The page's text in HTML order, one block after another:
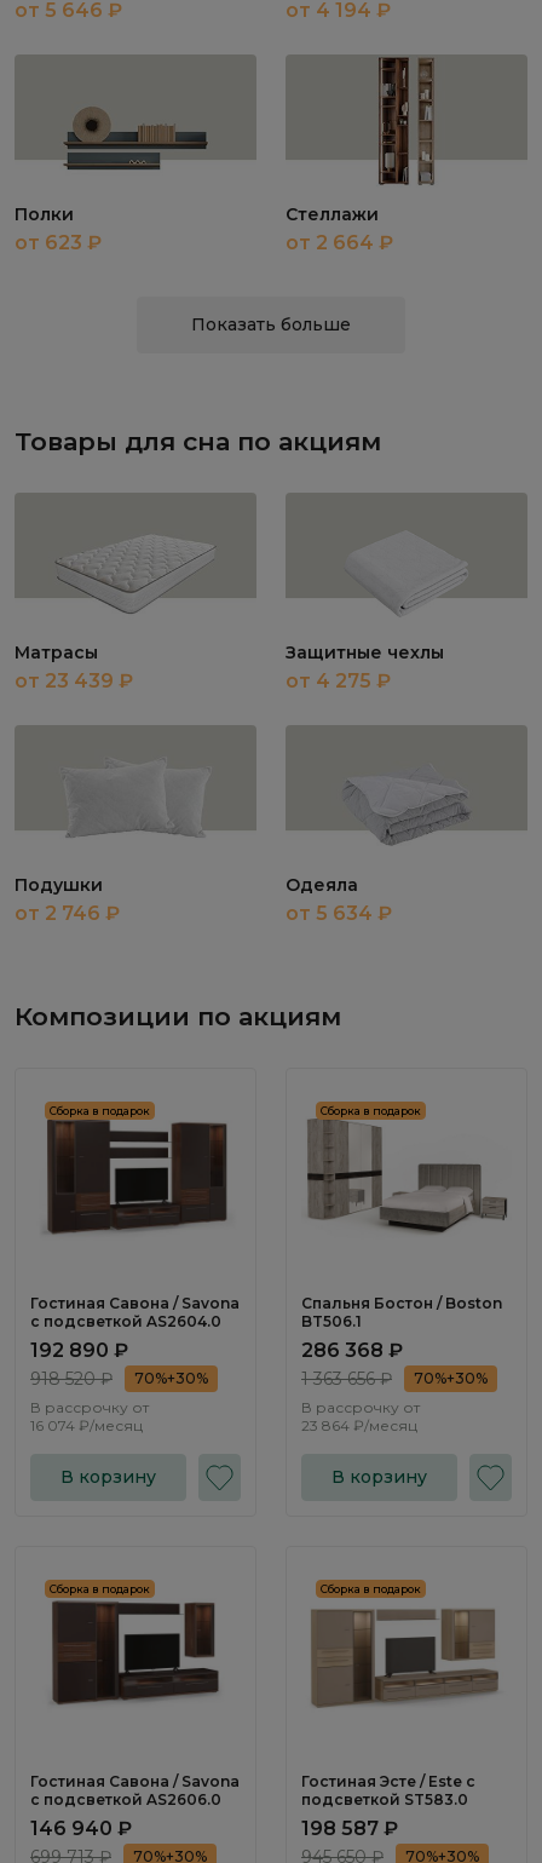
от 5 646 ₽ от 4 194 ₽
Полки
от 623 ₽
Стеллажи
от 2 664 ₽
Показать больше
Товары для сна по акциям
Матрасы
от 23 439 ₽
Защитные чехлы
от 4 275 ₽
Подушки
от 2 746 ₽
Одеяла
от 5 634 ₽
Композиции по акциям
Сборка в подарок
Гостиная Савона / Savona
с подсветкой AS2604.0
192 890 ₽
918 520 ₽
70%+30%
В рассрочку от
16 074 ₽/месяц
В корзину
Сборка в подарок
Спальня Бостон / Boston
BT506.1
286 368 ₽
1 363 656 ₽
70%+30%
В рассрочку от
23 864 ₽/месяц
В корзину
Сборка в подарок
Гостиная Савона / Savona
с подсветкой AS2606.0
146 940 ₽
699 713 ₽
70%+30%
Сборка в подарок
Гостиная Эсте / Este с
подсветкой ST583.0
198 587 ₽
945 650 ₽
70%+30%